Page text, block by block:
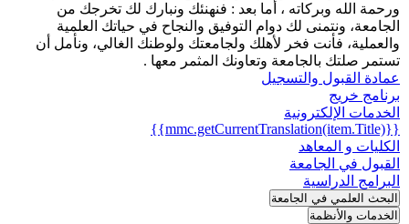
ورحمة الله وبركاته ، أما بعد : فنهنئك ونبارك لك تخرجك من
الجامعة، ونتمنى لك دوام التوفيق والنجاح في حياتك العلمية
والعملية، فأنت فخر لأهلك ولجامعتك ولوطنك الغالي، ونأمل أن
تستمر صلتك بالجامعة وتعاونك المثمر معها .
عمادة القبول والتسجيل
برنامج خريج
الخدمات الإلكترونية
{{mmc.getCurrentTranslation(item.Title)}}
الكليات و المعاهد
القبول في الجامعة
البرامج الدراسية
البحث العلمي في الجامعة
الخدمات والأنظمة